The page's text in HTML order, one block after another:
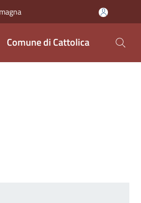
Comune di Cattolica